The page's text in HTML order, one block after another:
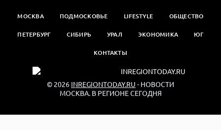
МОСКВА ПОДМОСКОВЬЕ LIFESTYLE ОБЩЕСТВО
ПЕТЕРБУРГ СИБИРЬ УРАЛ ЭКОНОМИКА ЮГ
КОНТАКТЫ
© 2026 INREGIONTODAY.RU - НОВОСТИ
МОСКВА. В РЕГИОНЕ СЕГОДНЯ